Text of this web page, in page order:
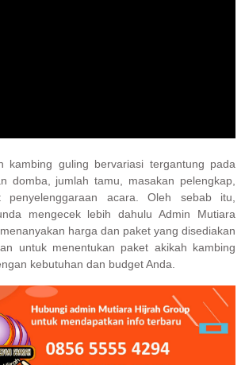
kambing guling bervariasi tergantung pada
domba, jumlah tamu, masakan pelengkap,
acara. Oleh sebab itu,
mengecek lebih dahulu Admin Mutiara
harga dan paket yang disediakan
untuk menentukan paket akikah kambing
kebutuhan dan budget Anda.